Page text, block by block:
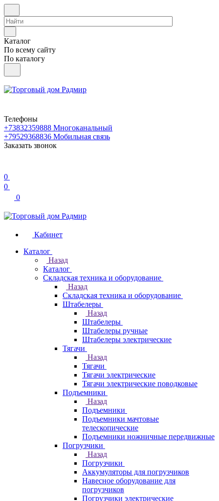
Каталог
По всему сайту
По каталогу
Телефоны
+73832359888 Многоканальный
+79529368836 Мобильная связь
Заказать звонок
0
0
0
Кабинет
Каталог
Назад
Каталог
Складская техника и оборудование
Назад
Складская техника и оборудование
Штабелеры
Назад
Штабелеры
Штабелеры ручные
Штабелеры электрические
Тягачи
Назад
Тягачи
Тягачи электрические
Тягачи электрические поводковые
Подъемники
Назад
Подъемники
Подъемники мачтовые
телескопические
Подъемники ножничные передвижные
Погрузчики
Назад
Погрузчики
Аккумуляторы для погрузчиков
Навесное оборудование для
погрузчиков
Погрузчики электрические